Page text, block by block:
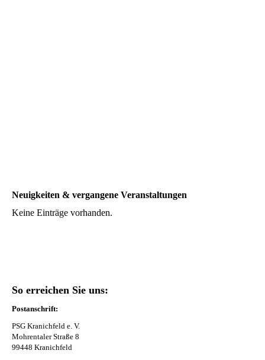
Neuigkeiten & vergangene Veranstaltungen
Keine Einträge vorhanden.
So erreichen Sie uns:
Postanschrift:
PSG Kranichfeld e. V.
Mohrentaler Straße 8
99448 Kranichfeld